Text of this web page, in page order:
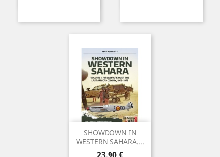
SHOWDOWN IN
WESTERN SAHARA....
Precio
23,90 €